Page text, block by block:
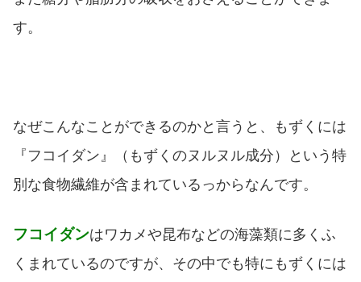
す。
なぜこんなことができるのかと言うと、もずくには
『フコイダン』（もずくのヌルヌル成分）という特
別な食物繊維が含まれているっからなんです。
フコイダンはワカメや昆布などの海藻類に多くふ
くまれているのですが、その中でも特にもずくには